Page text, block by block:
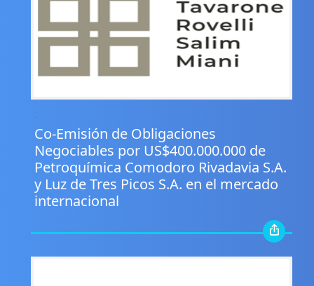
Co-Emisión de Obligaciones
Negociables por US$400.000.000 de
Petroquímica Comodoro Rivadavia S.A.
y Luz de Tres Picos S.A. en el mercado
internacional